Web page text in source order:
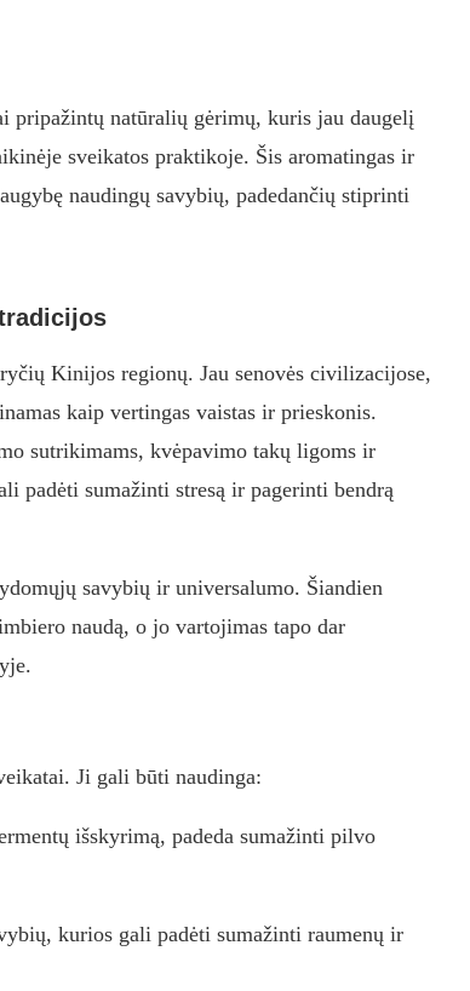
pripažintų natūralių gėrimų, kuris jau daugelį
sveikatos praktikoje. Šis aromatingas ir
naudingų savybių, padedančių stiprinti
Kinijos regionų. Jau senovės civilizacijose,
kaip vertingas vaistas ir prieskonis.
sutrikimams, kvėpavimo takų ligoms ir
padėti sumažinti stresą ir pagerinti bendrą
savybių ir universalumo. Šiandien
naudą, o jo vartojimas tapo dar
Ji gali būti naudinga:
išskyrimą, padeda sumažinti pilvo
kurios gali padėti sumažinti raumenų ir